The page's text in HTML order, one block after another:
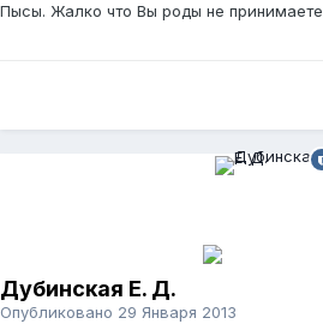
Пысы. Жалко что Вы роды не принимаете
Дубинская Е. Д.
Опубликовано 29 Января 2013